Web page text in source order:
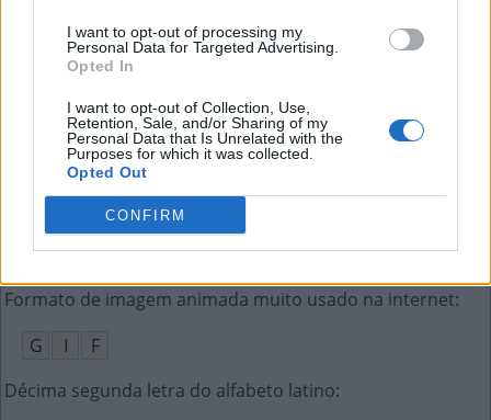
I want to opt-out of processing my
Personal Data for Targeted Advertising.
Opted In
I want to opt-out of Collection, Use,
Retention, Sale, and/or Sharing of my
Personal Data that Is Unrelated with the
Purposes for which it was collected.
Opted Out
CONFIRM
Mensagem eletrônica análoga à carta (ing.)
- M A
Exalar um cheiro ruim:
E D E
R
Os perfumes vêm neste recipiente
F
R A S C
O
Formato de imagem animada muito usado na internet:
G
I
F
Décima segunda letra do alfabeto latino: